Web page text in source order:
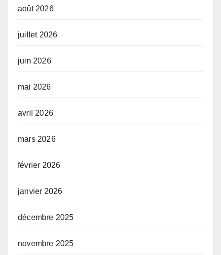
août 2026
juillet 2026
juin 2026
mai 2026
avril 2026
mars 2026
février 2026
janvier 2026
décembre 2025
novembre 2025